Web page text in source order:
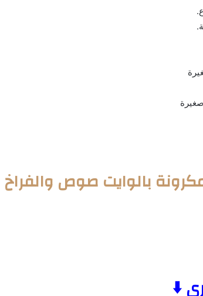
بالوايت صوص والفراخ
⬇️